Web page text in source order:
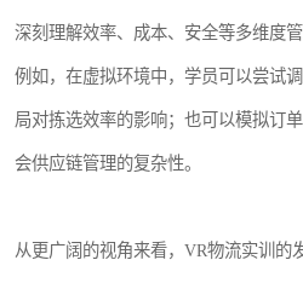
深刻理解效率、成本、安全等多维度管
例如，在虚拟环境中，学员可以尝试
局对拣选效率的影响；也可以模拟订
会供应链管理的复杂性。
从更广阔的视角来看，VR物流实训的